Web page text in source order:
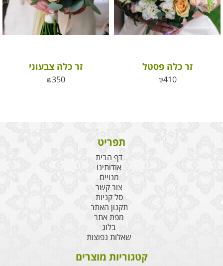
זר כלה פסטל
₪410
זר כלה צבעוני
₪350
תפריט
דף הבית
אודותינו
מנויים
צור קשר
סל קניות
תקנון האתר
מפת אתר
בלוג
שאלות נפוצות
קטגוריות מוצרים